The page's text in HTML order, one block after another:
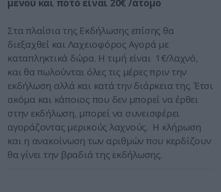
μενού και ποτό είναι 20€ /άτομο
Στα πλαίσια της Εκδήλωσης επίσης θα
διεξαχθεί και Λαχειοφόρος Αγορά με
καταπληκτικά δώρα. Η τιμή είναι 1€/λαχνό,
και θα πωλούνται όλες τις μέρες πριν την
εκδήλωση αλλά και κατά την διάρκεια της. Έτσι
ακόμα και κάποιος που δεν μπορεί να έρθει
στην εκδήλωση, μπορεί να συνεισφέρει
αγοράζοντας μερικούς λαχνούς. Η κλήρωση
και η ανακοίνωση των αριθμών που κερδίζουν
θα γίνει την βραδιά της εκδήλωσης.